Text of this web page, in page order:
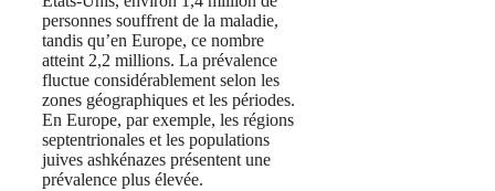
personnes souffrent de la maladie,
tandis qu’en Europe, ce nombre
atteint 2,2 millions. La prévalence
fluctue considérablement selon les
zones géographiques et les périodes.
En Europe, par exemple, les régions
septentrionales et les populations
juives ashkénazes présentent une
prévalence plus élevée.